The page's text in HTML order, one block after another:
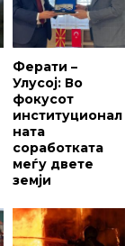
Ферати –
Улусој: Во
фокусот
институционал
ната
соработката
меѓу двете
земји